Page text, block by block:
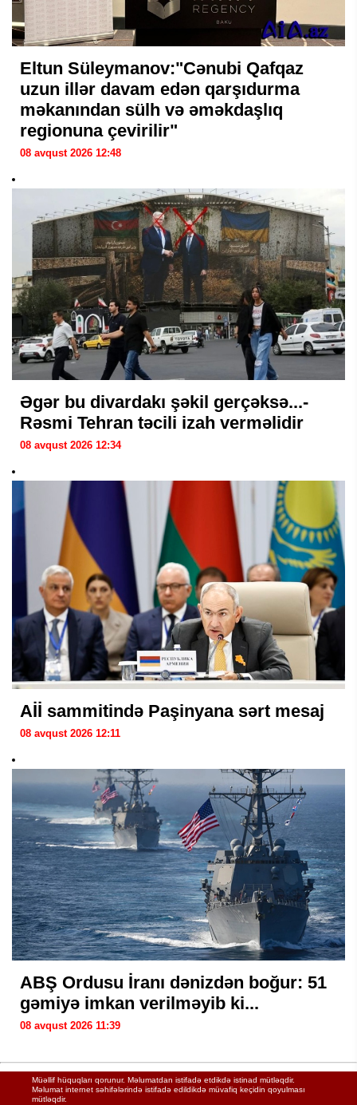
Eltun Süleymanov:"Cənubi Qafqaz
uzun illər davam edən qarşıdurma
məkanından sülh və əməkdaşlıq
regionuna çevirilir"
08 avqust 2026 12:48
Əgər bu divardakı şəkil gerçəksə...-
Rəsmi Tehran təcili izah verməlidir
08 avqust 2026 12:34
Aİİ sammitində Paşinyana sərt mesaj
08 avqust 2026 12:11
ABŞ Ordusu İranı dənizdən boğur: 51
gəmiyə imkan verilməyib ki...
08 avqust 2026 11:39
Müəllif hüquqları qorunur. Məlumatdan istifadə etdikdə istinad mütləqdir.
Məlumat internet səhifələrində istifadə edildikdə müvafiq keçidin qoyulması
mütləqdir.